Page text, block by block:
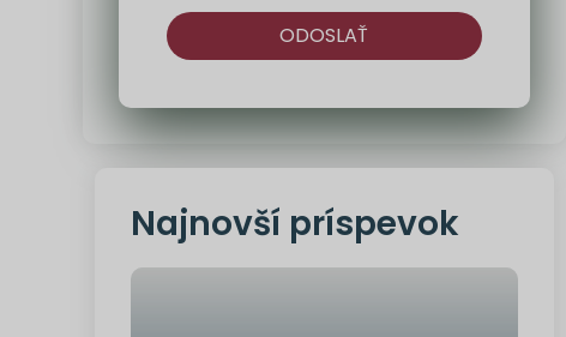
ODOSLAŤ
Najnovší príspevok